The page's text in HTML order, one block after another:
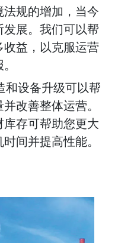
规的增加，当今
展。我们可以帮
益，以克服运营
和设备升级可以帮
改善整体运营。
存可帮助您更大
间并提高性能。